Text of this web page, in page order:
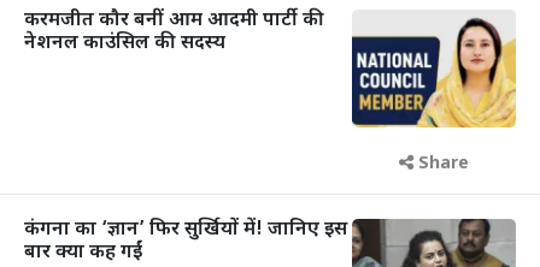
करमजीत कौर बनीं आम आदमी पार्टी की
नेशनल काउंसिल की सदस्य
Share
कंगना का ‘ज्ञान’ फिर सुर्खियों में! जानिए इस
बार क्या कह गईं